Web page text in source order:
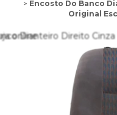
> Encosto Do Banco
Original